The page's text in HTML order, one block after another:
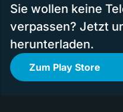
Sie wollen keine
verpassen? Jetzt
herunterladen.
Zum Play Store